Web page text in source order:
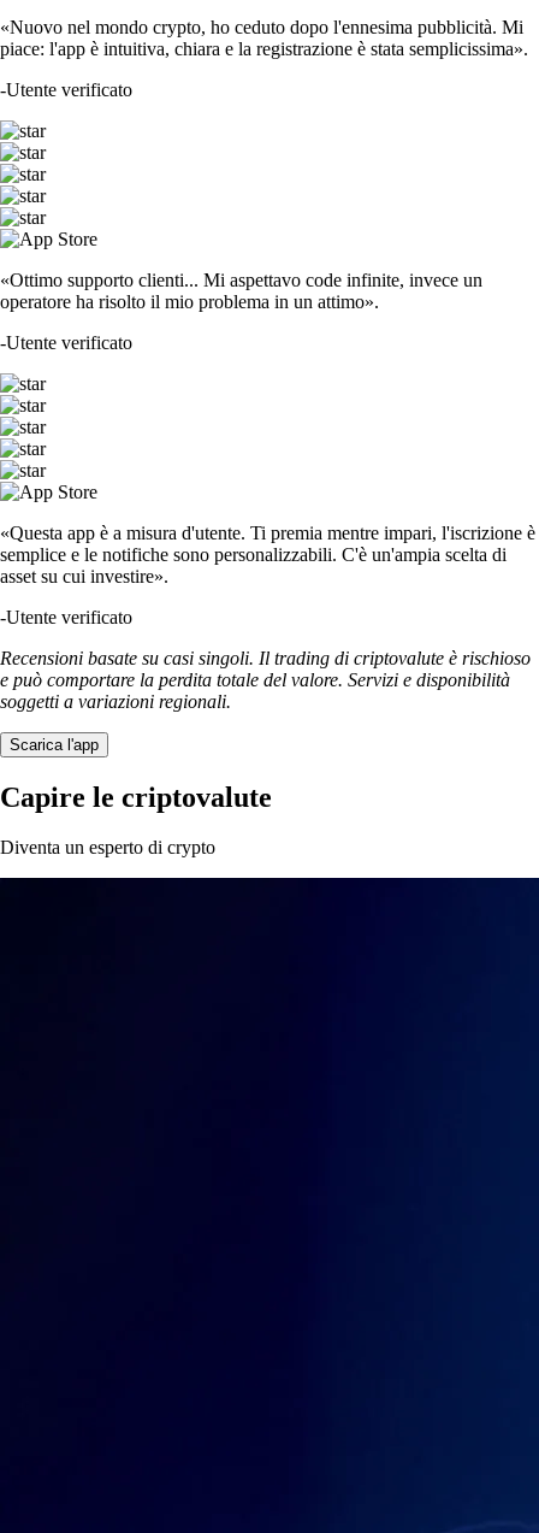
«Nuovo nel mondo crypto, ho ceduto dopo l'ennesima pubblicità. Mi
piace: l'app è intuitiva, chiara e la registrazione è stata semplicissima».
-Utente verificato
«Ottimo supporto clienti... Mi aspettavo code infinite, invece un
operatore ha risolto il mio problema in un attimo».
-Utente verificato
«Questa app è a misura d'utente. Ti premia mentre impari, l'iscrizione è
semplice e le notifiche sono personalizzabili. C'è un'ampia scelta di
asset su cui investire».
-Utente verificato
Recensioni basate su casi singoli. Il trading di criptovalute è rischioso
e può comportare la perdita totale del valore. Servizi e disponibilità
soggetti a variazioni regionali.
Scarica l'app
Capire le criptovalute
Diventa un esperto di crypto